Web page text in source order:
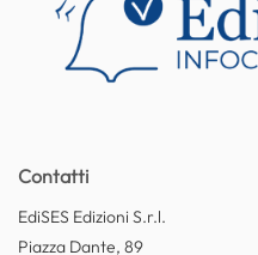
Contatti
EdiSES Edizioni S.r.l.
Piazza Dante, 89